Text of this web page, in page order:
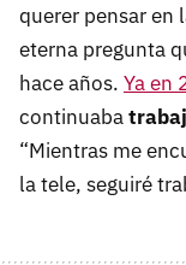
querer pensar en
eterna pregunta
hace años. Ya en
continuaba
“Mientras me
la tele, seguiré